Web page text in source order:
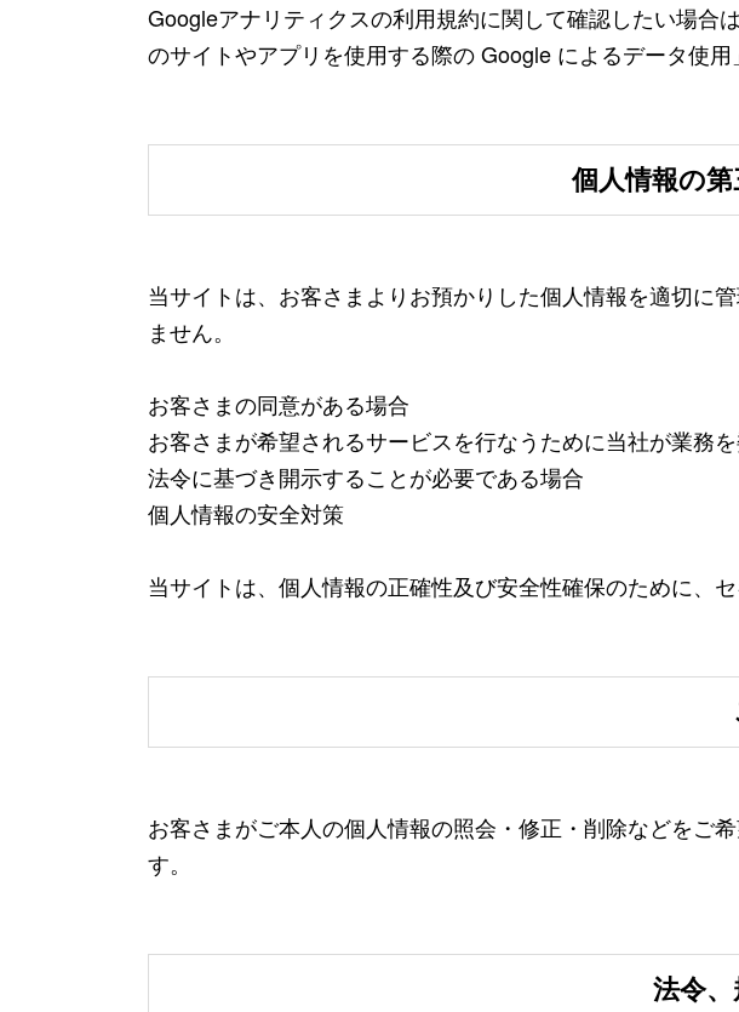
Googleアナリティクスの利用規約に関して確認したい場合は
のサイトやアプリを使用する際の Google によるデータ使用
個人情報の
当サイトは、お客さまよりお預かりした個人情報を適切に
ません。
お客さまの同意がある場合
お客さまが希望されるサービスを行なうために当社が業務
法令に基づき開示することが必要である場合
個人情報の安全対策
当サイトは、個人情報の正確性及び安全性確保のために、
お客さまがご本人の個人情報の照会・修正・削除などをご
す。
法令